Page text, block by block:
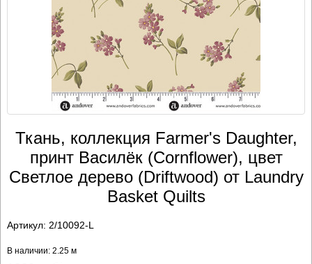
Ткань, коллекция Farmer's Daughter,
принт Василёк (Cornflower), цвет
Светлое дерево (Driftwood) от Laundry
Basket Quilts
Артикул: 2/10092-L
В наличии: 2.25 м